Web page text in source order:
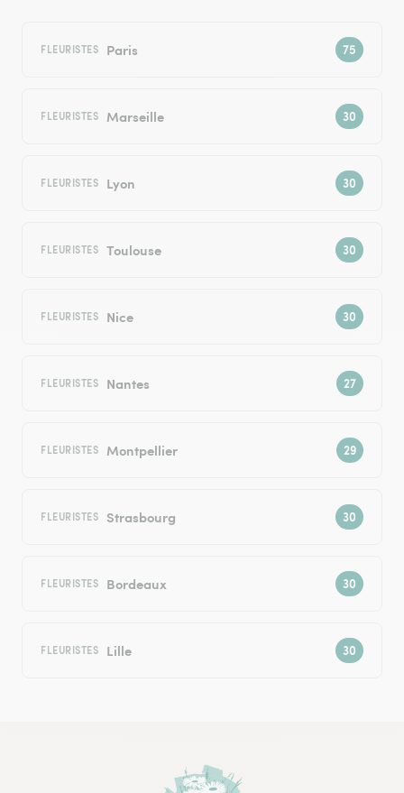
FLEURISTES Paris
FLEURISTES Marseille
FLEURISTES Lyon
FLEURISTES Toulouse
FLEURISTES Nice
FLEURISTES Nantes
FLEURISTES Montpellier
FLEURISTES Strasbourg
FLEURISTES Bordeaux
FLEURISTES Lille